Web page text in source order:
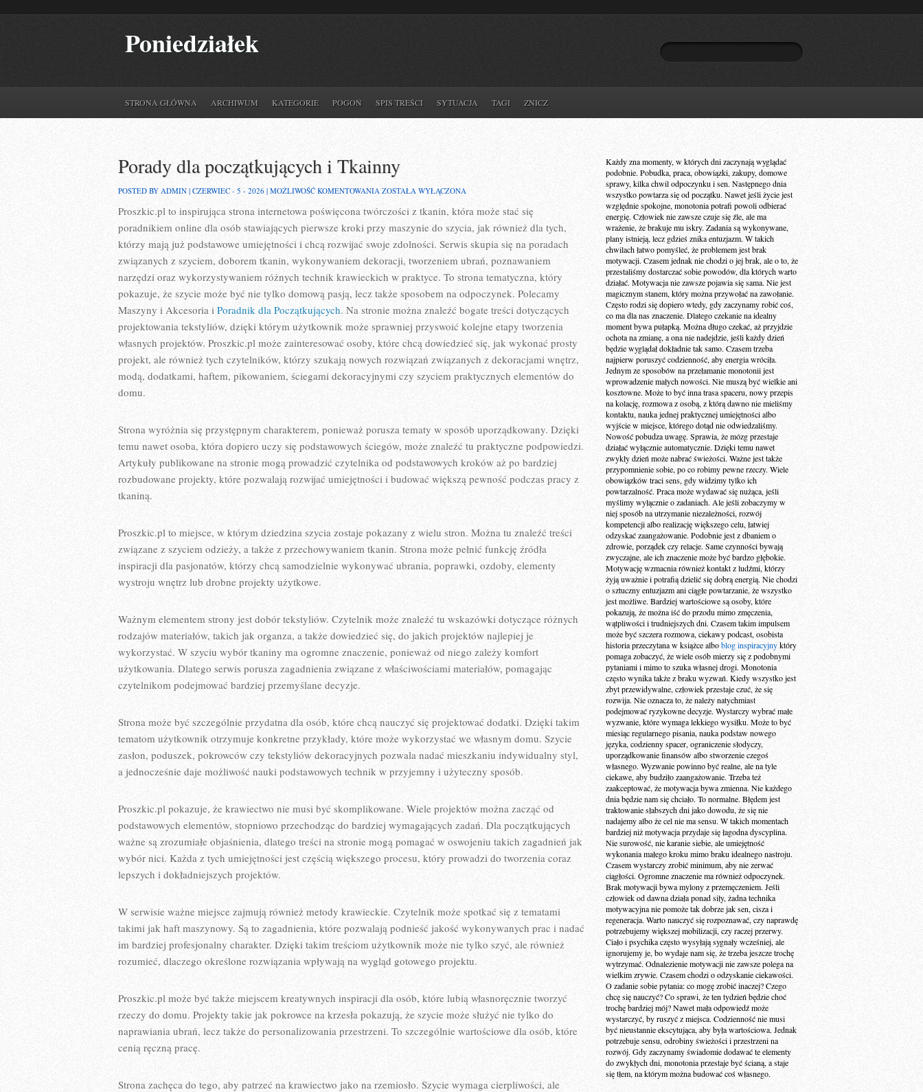
Poniedziałek
STRONA GŁÓWNA ARCHIWUM KATEGORIE POGOŃ SPIS TREŚCI SYTUACJA TAGI ZNICZ
Porady dla początkujących i Tkainny
POSTED BY ADMIN | CZERWIEC - 5 - 2026 | MOŻLIWOŚĆ KOMENTOWANIA PORADY
POCZĄTKUJĄCYCH
TKAINNY
ZOSTAŁA WYŁĄCZONA
Proszkic.pl to inspirująca strona internetowa poświęcona twórczości z tkanin, która może stać się
poradnikiem online dla osób stawiających pierwsze kroki przy maszynie do szycia, jak również dla tych,
którzy mają już podstawowe umiejętności i chcą rozwijać swoje zdolności. Serwis skupia się na poradach
związanych z szyciem, doborem tkanin, wykonywaniem dekoracji, tworzeniem ubrań, poznawaniem
narzędzi oraz wykorzystywaniem różnych technik krawieckich w praktyce. To strona tematyczna, który
pokazuje, że szycie może być nie tylko domową pasją, lecz także sposobem na odpoczynek. Polecamy
Maszyny i Akcesoria i Poradnik dla Początkujących. Na stronie można znaleźć bogate treści dotyczących
projektowania tekstyliów, dzięki którym użytkownik może sprawniej przyswoić kolejne etapy tworzenia
własnych projektów. Proszkic.pl może zainteresować osoby, które chcą dowiedzieć się, jak wykonać prosty
projekt, ale również tych czytelników, którzy szukają nowych rozwiązań związanych z dekoracjami wnętrz,
modą, dodatkami, haftem, pikowaniem, ściegami dekoracyjnymi czy szyciem praktycznych elementów do
domu.
Strona wyróżnia się przystępnym charakterem, ponieważ porusza tematy w sposób uporządkowany. Dzięki
temu nawet osoba, która dopiero uczy się podstawowych ściegów, może znaleźć tu praktyczne podpowiedzi.
Artykuły publikowane na stronie mogą prowadzić czytelnika od podstawowych kroków aż po bardziej
rozbudowane projekty, które pozwalają rozwijać umiejętności i budować większą pewność podczas pracy z
tkaniną.
Proszkic.pl to miejsce, w którym dziedzina szycia zostaje pokazany z wielu stron. Można tu znaleźć treści
związane z szyciem odzieży, a także z przechowywaniem tkanin. Strona może pełnić funkcję źródła
inspiracji dla pasjonatów, którzy chcą samodzielnie wykonywać ubrania, poprawki, ozdoby, elementy
wystroju wnętrz lub drobne projekty użytkowe.
Ważnym elementem strony jest dobór tekstyliów. Czytelnik może znaleźć tu wskazówki dotyczące różnych
rodzajów materiałów, takich jak organza, a także dowiedzieć się, do jakich projektów najlepiej je
wykorzystać. W szyciu wybór tkaniny ma ogromne znaczenie, ponieważ od niego zależy komfort
użytkowania. Dlatego serwis porusza zagadnienia związane z właściwościami materiałów, pomagając
czytelnikom podejmować bardziej przemyślane decyzje.
Strona może być szczególnie przydatna dla osób, które chcą nauczyć się projektować dodatki. Dzięki takim
tematom użytkownik otrzymuje konkretne przykłady, które może wykorzystać we własnym domu. Szycie
zasłon, poduszek, pokrowców czy tekstyliów dekoracyjnych pozwala nadać mieszkaniu indywidualny styl,
a jednocześnie daje możliwość nauki podstawowych technik w przyjemny i użyteczny sposób.
Proszkic.pl pokazuje, że krawiectwo nie musi być skomplikowane. Wiele projektów można zacząć od
podstawowych elementów, stopniowo przechodząc do bardziej wymagających zadań. Dla początkujących
ważne są zrozumiałe objaśnienia, dlatego treści na stronie mogą pomagać w oswojeniu takich zagadnień jak
wybór nici. Każda z tych umiejętności jest częścią większego procesu, który prowadzi do tworzenia coraz
lepszych i dokładniejszych projektów.
W serwisie ważne miejsce zajmują również metody krawieckie. Czytelnik może spotkać się z tematami
takimi jak haft maszynowy. Są to zagadnienia, które pozwalają podnieść jakość wykonywanych prac i nadać
im bardziej profesjonalny charakter. Dzięki takim treściom użytkownik może nie tylko szyć, ale również
rozumieć, dlaczego określone rozwiązania wpływają na wygląd gotowego projektu.
Proszkic.pl może być także miejscem kreatywnych inspiracji dla osób, które lubią własnoręcznie tworzyć
rzeczy do domu. Projekty takie jak pokrowce na krzesła pokazują, że szycie może służyć nie tylko do
naprawiania ubrań, lecz także do personalizowania przestrzeni. To szczególnie wartościowe dla osób, które
cenią ręczną pracę.
Strona zachęca do tego, aby patrzeć na krawiectwo jako na rzemiosło. Szycie wymaga cierpliwości, ale
Każdy zna momenty, w których dni zaczynają wyglądać
podobnie. Pobudka, praca, obowiązki, zakupy, domowe
sprawy, kilka chwil odpoczynku i sen. Następnego dnia
wszystko powtarza się od początku. Nawet jeśli życie jest
względnie spokojne, monotonia potrafi powoli odbierać
energię. Człowiek nie zawsze czuje się źle, ale ma
wrażenie, że brakuje mu iskry. Zadania są wykonywane,
plany istnieją, lecz gdzieś znika entuzjazm. W takich
chwilach łatwo pomyśleć, że problemem jest brak
motywacji. Czasem jednak nie chodzi o jej brak, ale o to, że
przestaliśmy dostarczać sobie powodów, dla których warto
działać. Motywacja nie zawsze pojawia się sama. Nie jest
magicznym stanem, który można przywołać na zawołanie.
Często rodzi się dopiero wtedy, gdy zaczynamy robić coś,
co ma dla nas znaczenie. Dlatego czekanie na idealny
moment bywa pułapką. Można długo czekać, aż przyjdzie
ochota na zmianę, a ona nie nadejdzie, jeśli każdy dzień
będzie wyglądał dokładnie tak samo. Czasem trzeba
najpierw poruszyć codzienność, aby energia wróciła.
Jednym ze sposobów na przełamanie monotonii jest
wprowadzenie małych nowości. Nie muszą być wielkie ani
kosztowne. Może to być inna trasa spaceru, nowy przepis
na kolację, rozmowa z osobą, z którą dawno nie mieliśmy
kontaktu, nauka jednej praktycznej umiejętności albo
wyjście w miejsce, którego dotąd nie odwiedzaliśmy.
Nowość pobudza uwagę. Sprawia, że mózg przestaje
działać wyłącznie automatycznie. Dzięki temu nawet
zwykły dzień może nabrać świeżości. Ważne jest także
przypomnienie sobie, po co robimy pewne rzeczy. Wiele
obowiązków traci sens, gdy widzimy tylko ich
powtarzalność. Praca może wydawać się nużąca, jeśli
myślimy wyłącznie o zadaniach. Ale jeśli zobaczymy w
niej sposób na utrzymanie niezależności, rozwój
kompetencji albo realizację większego celu, łatwiej
odzyskać zaangażowanie. Podobnie jest z dbaniem o
zdrowie, porządek czy relacje. Same czynności bywają
zwyczajne, ale ich znaczenie może być bardzo głębokie.
Motywację wzmacnia również kontakt z ludźmi, którzy
żyją uważnie i potrafią dzielić się dobrą energią. Nie chodzi
o sztuczny entuzjazm ani ciągłe powtarzanie, że wszystko
jest możliwe. Bardziej wartościowe są osoby, które
pokazują, że można iść do przodu mimo zmęczenia,
wątpliwości i trudniejszych dni. Czasem takim impulsem
może być szczera rozmowa, ciekawy podcast, osobista
historia przeczytana w książce alboblog inspiracyjnyktóry
pomaga zobaczyć, że wiele osób mierzy się z podobnymi
pytaniami i mimo to szuka własnej drogi. Monotonia
często wynika także z braku wyzwań. Kiedy wszystko jest
zbyt przewidywalne, człowiek przestaje czuć, że się
rozwija. Nie oznacza to, że należy natychmiast
podejmować ryzykowne decyzje. Wystarczy wybrać małe
wyzwanie, które wymaga lekkiego wysiłku. Może to być
miesiąc regularnego pisania, nauka podstaw nowego
języka, codzienny spacer, ograniczenie słodyczy,
uporządkowanie finansów albo stworzenie czegoś
własnego. Wyzwanie powinno być realne, ale na tyle
ciekawe, aby budziło zaangażowanie. Trzeba też
zaakceptować, że motywacja bywa zmienna. Nie każdego
dnia będzie nam się chciało. To normalne. Błędem jest
traktowanie słabszych dni jako dowodu, że się nie
nadajemy albo że cel nie ma sensu. W takich momentach
bardziej niż motywacja przydaje się łagodna dyscyplina.
Nie surowość, nie karanie siebie, ale umiejętność
wykonania małego kroku mimo braku idealnego nastroju.
Czasem wystarczy zrobić minimum, aby nie zerwać
ciągłości. Ogromne znaczenie ma również odpoczynek.
Brak motywacji bywa mylony z przemęczeniem. Jeśli
człowiek od dawna działa ponad siły, żadna technika
motywacyjna nie pomoże tak dobrze jak sen, cisza i
regeneracja. Warto nauczyć się rozpoznawać, czy naprawdę
potrzebujemy większej mobilizacji, czy raczej przerwy.
Ciało i psychika często wysyłają sygnały wcześniej, ale
ignorujemy je, bo wydaje nam się, że trzeba jeszcze trochę
wytrzymać. Odnalezienie motywacji nie zawsze polega na
wielkim zrywie. Czasem chodzi o odzyskanie ciekawości.
O zadanie sobie pytania: co mogę zrobić inaczej? Czego
chcę się nauczyć? Co sprawi, że ten tydzień będzie choć
trochę bardziej mój? Nawet mała odpowiedź może
wystarczyć, by ruszyć z miejsca. Codzienność nie musi
być nieustannie ekscytująca, aby była wartościowa. Jednak
potrzebuje sensu, odrobiny świeżości i przestrzeni na
rozwój. Gdy zaczynamy świadomie dodawać te elementy
do zwykłych dni, monotonia przestaje być ścianą, a staje
się tłem, na którym można budować coś własnego.